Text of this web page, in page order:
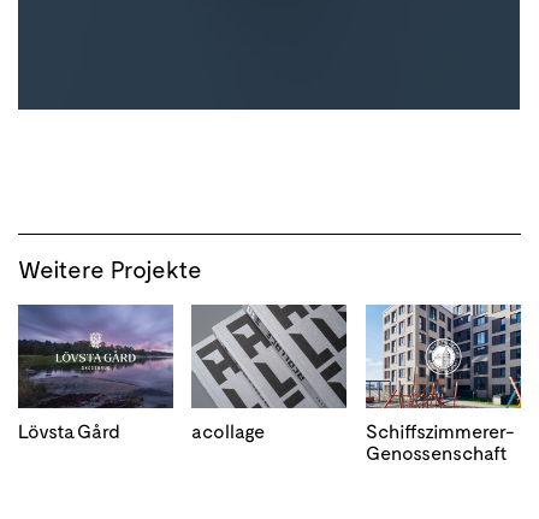
Weitere Projekte
Lövsta Gård acollage
Schiffszimmerer-
Genossenschaft